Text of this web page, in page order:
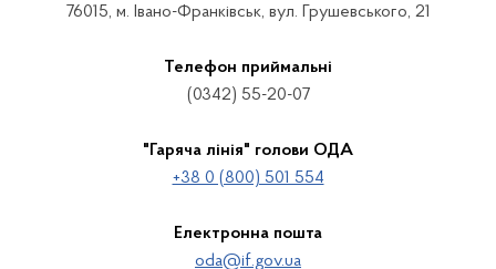
76015, м. Івано-Франківськ, вул. Грушевського, 21
Телефон приймальні
(0342) 55-20-07
"Гаряча лінія" голови ОДА
+38 0 (800) 501 554
Електронна пошта
oda@if.gov.ua